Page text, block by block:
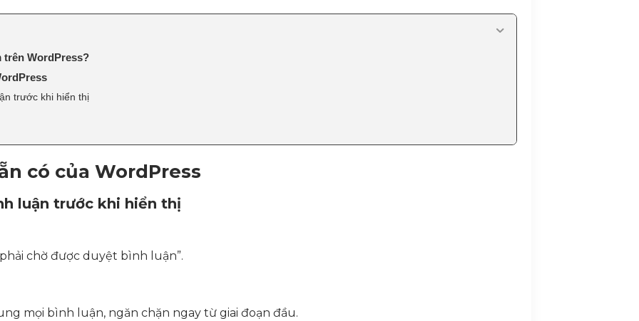
trên WordPress?
trước khi hiển thị
có của WordPress
luận trước khi hiển thị
chờ được duyệt bình luận”.
mọi bình luận, ngăn chặn ngay từ giai đoạn đầu.